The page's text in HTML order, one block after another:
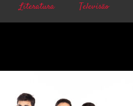
Literatura Televisão